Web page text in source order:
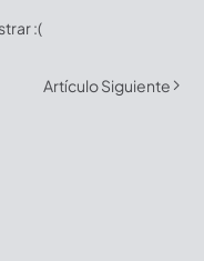
:(
Artículo Siguiente